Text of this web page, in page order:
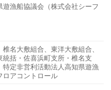
漁船協議会（株式会社シーフ
名大敷組合、東洋大敷組合、
括・佐喜浜町支所・椎名支
定非営利活動法人高知県遊漁
ロアコントロール